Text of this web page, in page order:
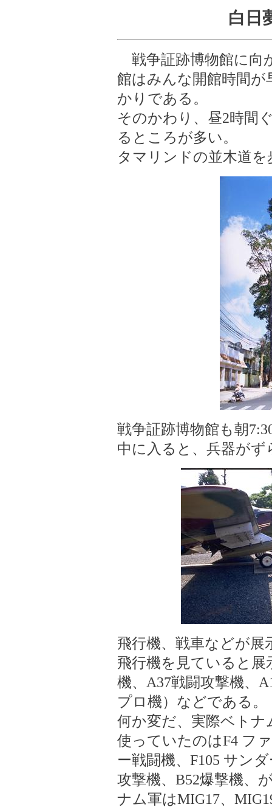
白日
戦争証跡博物館に向
館はみんな開館時間が
かりである。
そのかわり、昼2時間
るところが多い。
タマリンドの並木道
戦争証跡博物館も朝
中に入ると、兵器が
飛行機、戦車などが展
飛行機を見ていると展
機、A37戦闘攻撃機、
プロ機）などである。
何か変だ、実際ベト
使っていたのはF4 フ
ー戦闘機、F105 サン
攻撃機、B52爆撃機、
ナム軍はMIG17、